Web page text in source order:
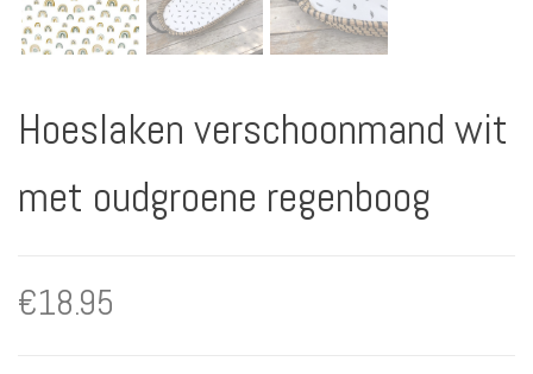
Hoeslaken verschoonmand wit
met oudgroene regenboog
€18.95